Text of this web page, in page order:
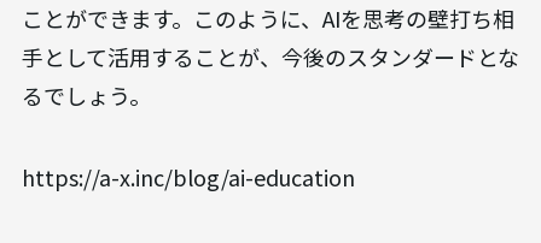
ことができます。このように、AIを思考の壁打ち相
手として活用することが、今後のスタンダードとな
るでしょう。
https://a-x.inc/blog/ai-education